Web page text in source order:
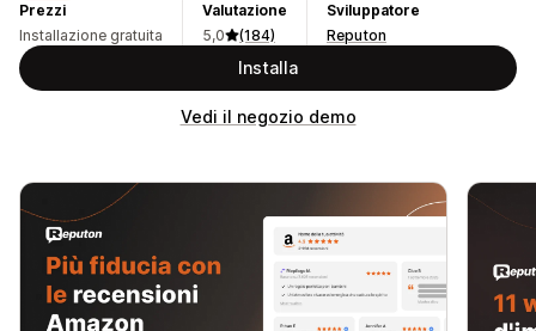
Prezzi
Installazione gratuita
Valutazione
5,0
(184)
Sviluppatore
Reputon
Installa
Vedi il negozio demo